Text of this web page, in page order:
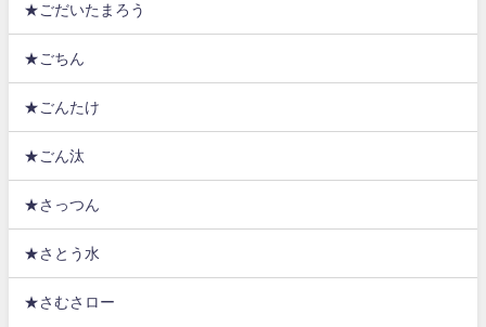
★ごだいたまろう
★ごちん
★ごんたけ
★ごん汰
★さっつん
★さとう水
★さむさロー